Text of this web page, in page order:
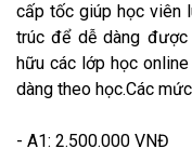
cấp tốc giúp học viên
trúc để dễ dàng
hữu các lớp học
dàng theo học.Các
- A1: 2.500.000 VNĐ